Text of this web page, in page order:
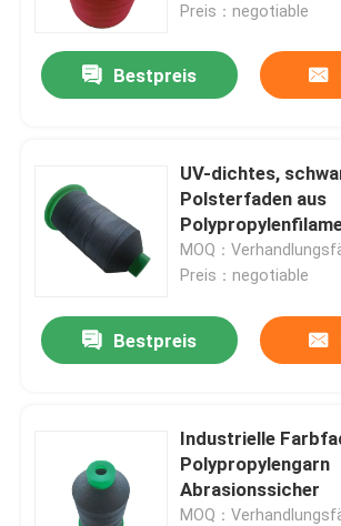
Preis：negotiable
Bestpreis
UV-dichtes,
Polsterfaden aus
MOQ：
Preis：negotiable
Bestpreis
Industrielle
Polypropylengarn
Abrasionssicher
MOQ：